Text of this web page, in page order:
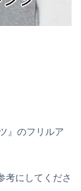
』のフリルア
考にしてくださ